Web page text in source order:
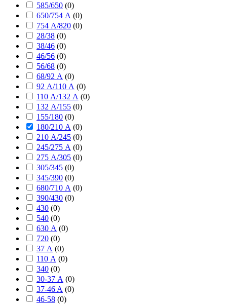
585/650 (0)
650/754 А (0)
754 А/820 (0)
28/38 (0)
38/46 (0)
46/56 (0)
56/68 (0)
68/92 А (0)
92 А/110 А (0)
110 А/132 А (0)
132 А/155 (0)
155/180 (0)
180/210 А (0)
210 А/245 (0)
245/275 А (0)
275 А/305 (0)
305/345 (0)
345/390 (0)
680/710 А (0)
390/430 (0)
430 (0)
540 (0)
630 А (0)
720 (0)
37 А (0)
110 А (0)
340 (0)
30-37 А (0)
37-46 A (0)
46-58 (0)